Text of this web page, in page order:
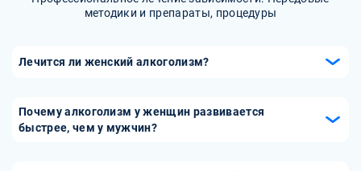
методики и препараты, процедуры
Лечится ли женский алкоголизм?
усилия и желания со стороны пациентки и ее близких.
Лечение женского алкоголизма проводится в стационаре
Почему алкоголизм у женщин развивается
быстрее, чем у мужчин?